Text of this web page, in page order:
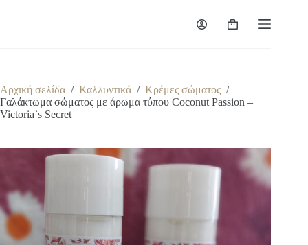
Καλάθι
Αρχική σελίδα / Καλλυντικά / Κρέμες σώματος /
Γαλάκτωμα σώματος με άρωμα τύπου Coconut Passion –
Victoria`s Secret